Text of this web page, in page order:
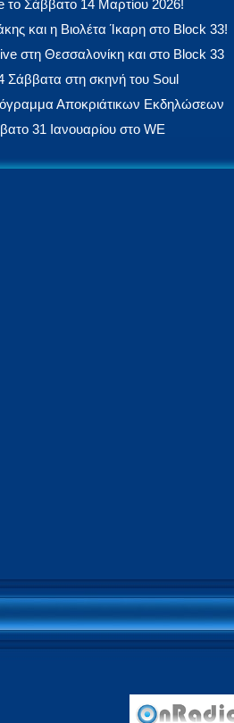
το Σάββατο 14 Μαρτίου 2026!
και η Βιολέτα Ίκαρη στο Block 33!
στη Θεσσαλονίκη και στο Block 33
στη σκηνή του Soul
Αποκριάτικων Εκδηλώσεων
31 Ιανουαρίου στο WE